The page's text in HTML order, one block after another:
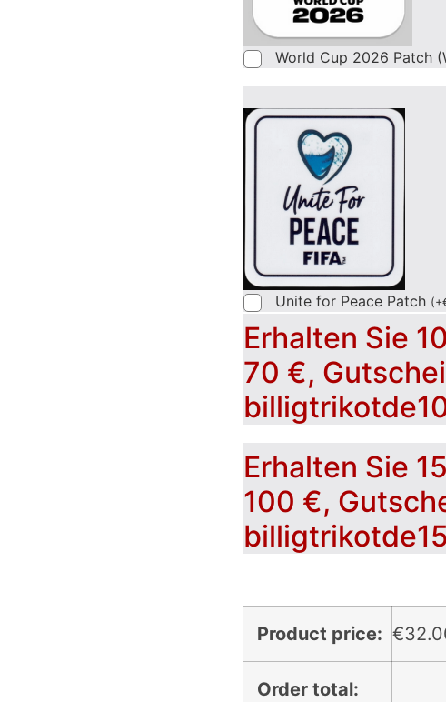
World Cup 2026 Patch
Unite for Peace Patch (+
Erhalten Sie
70 €,
Erhalten Sie
100 €,
billigtrikotde15
Product price: €
Order total: